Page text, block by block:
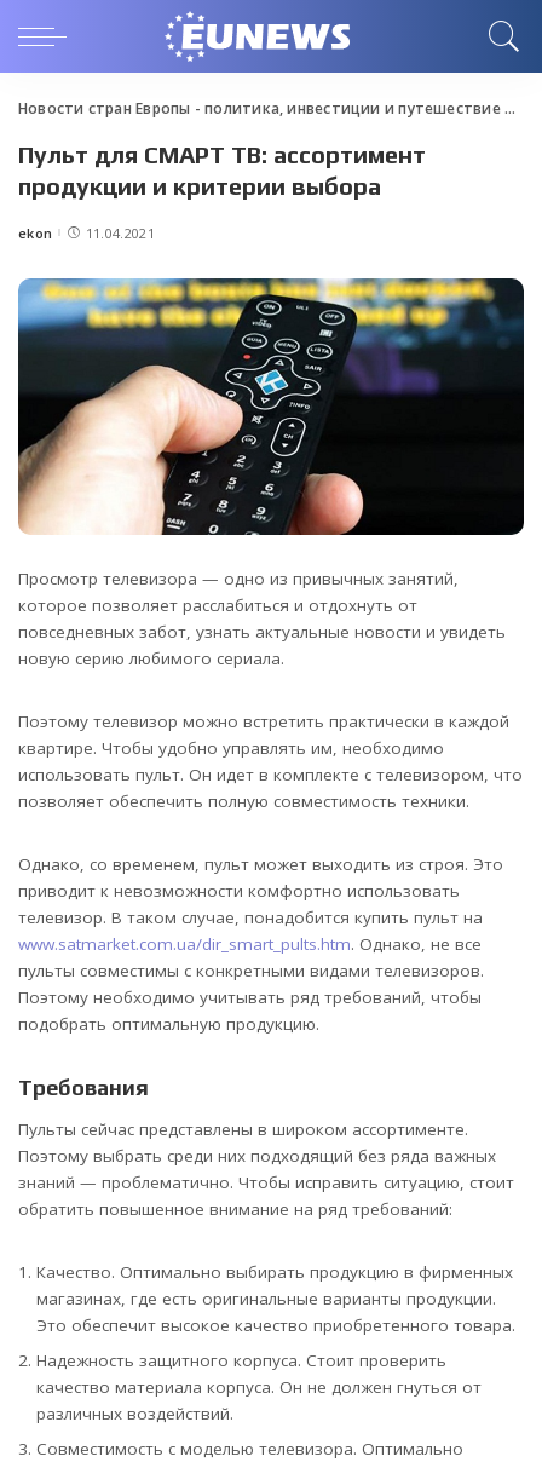
Новости стран Европы - политика, инвестиции и путешествие>
Пульт для СМАРТ ТВ: ассортимент
продукции и критерии выбора
Posted
ekon 11.04.2021
Просмотр телевизора — одно из привычных занятий,
которое позволяет расслабиться и отдохнуть от
повседневных забот, узнать актуальные новости и увидеть
новую серию любимого сериала.
Поэтому телевизор можно встретить практически в каждой
квартире. Чтобы удобно управлять им, необходимо
использовать пульт. Он идет в комплекте с телевизором, что
позволяет обеспечить полную совместимость техники.
Однако, со временем, пульт может выходить из строя. Это
приводит к невозможности комфортно использовать
телевизор. В таком случае, понадобится купить пульт на
www.satmarket.com.ua/dir_smart_pults.htm. Однако, не все
пульты совместимы с конкретными видами телевизоров.
Поэтому необходимо учитывать ряд требований, чтобы
подобрать оптимальную продукцию.
Требования
Пульты сейчас представлены в широком ассортименте.
Поэтому выбрать среди них подходящий без ряда важных
знаний — проблематично. Чтобы исправить ситуацию, стоит
обратить повышенное внимание на ряд требований:
Качество. Оптимально выбирать продукцию в фирменных
магазинах, где есть оригинальные варианты продукции.
Это обеспечит высокое качество приобретенного товара.
Надежность защитного корпуса. Стоит проверить
качество материала корпуса. Он не должен гнуться от
различных воздействий.
Совместимость с моделью телевизора. Оптимально